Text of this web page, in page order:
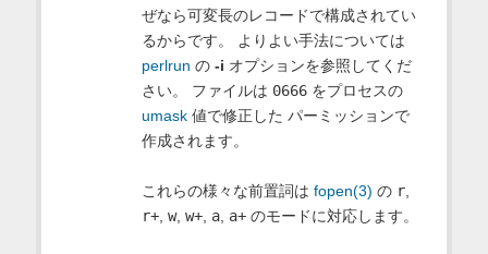
ぜなら可変長のレコードで構成されてい
るからです。 よりよい手法については
perlrun の -i オプションを参照してくだ
さい。 ファイルは 0666をプロセスの
umask値で修正した パーミッションで
作成されます。
これらの様々な前置詞は fopen(3) の r,
r+, w, w+, a, a+のモードに対応します。